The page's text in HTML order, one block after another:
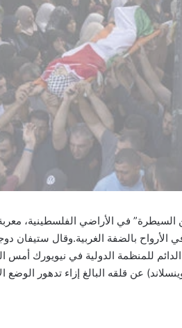
في الأراضي الفلسطينية، معربة
الأرواح بالضفة الغربية.وقال ستيفان
للمنظمة الدولية في نيويورك أمس
عن قلقه البالغ إزاء تدهور الوضع